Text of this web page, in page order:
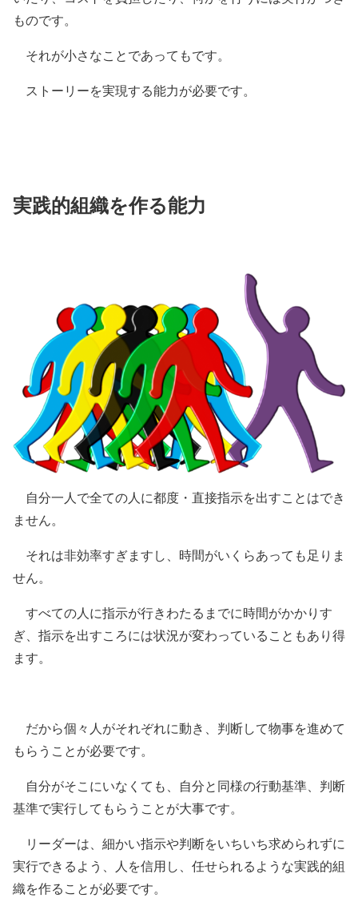
ものです。
それが小さなことであってもです。
ストーリーを実現する能力が必要です。
実践的組織を作る能力
自分一人で全ての人に都度・直接指示を出すことはでき
ません。
それは非効率すぎますし、時間がいくらあっても足りま
せん。
すべての人に指示が行きわたるまでに時間がかかりす
ぎ、指示を出すころには状況が変わっていることもあり得
ます。
だから個々人がそれぞれに動き、判断して物事を進めて
もらうことが必要です。
自分がそこにいなくても、自分と同様の行動基準、判断
基準で実行してもらうことが大事です。
リーダーは、細かい指示や判断をいちいち求められずに
実行できるよう、人を信用し、任せられるような実践的組
織を作ることが必要です。